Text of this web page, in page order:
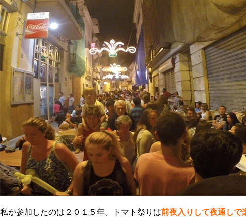
私が参加したのは２０１５年。トマト祭りは前夜入りして夜通しで